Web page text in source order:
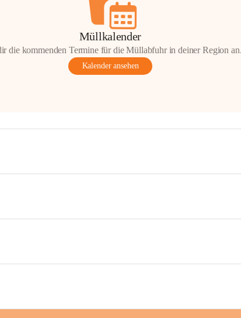
Müllkalender
die kommenden Termine für die Müllabfuhr in deiner Region
Kalender ansehen